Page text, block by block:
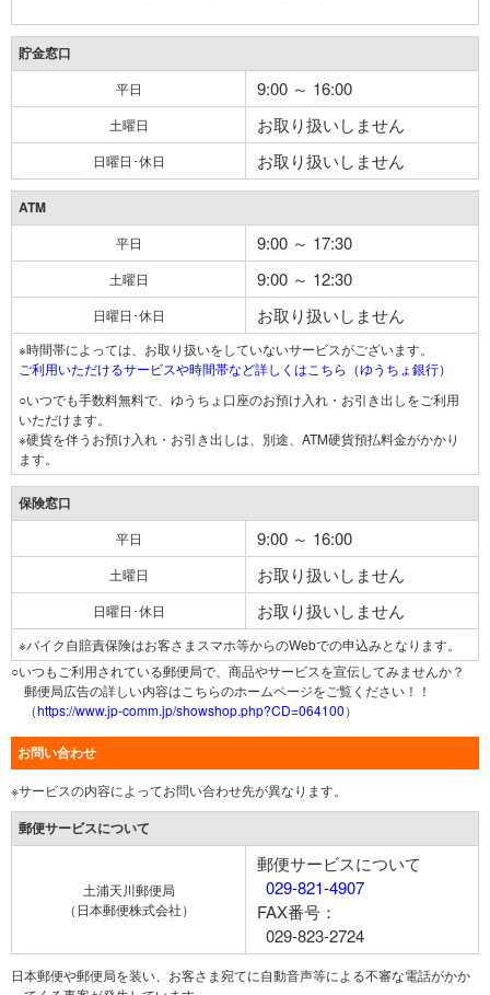
貯金窓口
平日 9:00 ～ 16:00
土曜日 お取り扱いしません
日曜日･休日 お取り扱いしません
ATM
平日 9:00 ～ 17:30
土曜日 9:00 ～ 12:30
日曜日･休日 お取り扱いしません
※時間帯によっては、お取り扱いをしていないサービスがございます。
ご利用いただけるサービスや時間帯など詳しくはこちら（ゆうちょ銀行）
○いつでも手数料無料で、ゆうちょ口座のお預け入れ・お引き出しをご利用
いただけます。
※硬貨を伴うお預け入れ・お引き出しは、別途、ATM硬貨預払料金がかかり
ます。
保険窓口
平日 9:00 ～ 16:00
土曜日 お取り扱いしません
日曜日･休日 お取り扱いしません
※バイク自賠責保険はお客さまスマホ等からのWebでの申込みとなります。
○いつもご利用されている郵便局で、商品やサービスを宣伝してみませんか？
郵便局広告の詳しい内容はこちらのホームページをご覧ください！！
（https://www.jp-comm.jp/showshop.php?CD=064100）
お問い合わせ
※サービスの内容によってお問い合わせ先が異なります。
郵便サービスについて
土浦天川郵便局
（日本郵便株式会社）
郵便サービスについて
029-821-4907
FAX番号：
029-823-2724
日本郵便や郵便局を装い、お客さま宛てに自動音声等による不審な電話がかか